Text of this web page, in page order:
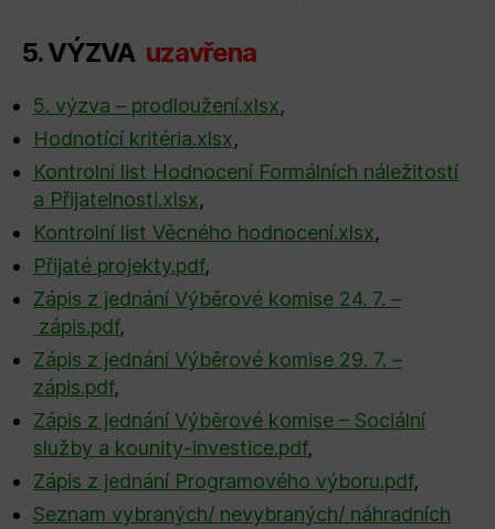
5. VÝZVA uzavřena
5. výzva – prodloužení.xlsx,
Hodnotící kritéria.xlsx,
Kontrolní list Hodnocení Formálních náležitostí
a Přijatelnosti.xlsx,
Kontrolní list Věcného hodnocení.xlsx,
Přijaté projekty.pdf,
Zápis z jednání Výběrové komise 24. 7. –
zápis.pdf,
Zápis z jednání Výběrové komise 29. 7. –
zápis.pdf,
Zápis z jednání Výběrové komise – Sociální
služby a kounity-investice.pdf,
Zápis z jednání Programového výboru.pdf,
Seznam vybraných/ nevybraných/ náhradních